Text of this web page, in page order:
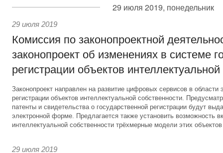
29 июля 2019, понедельник
29 июля 2019
Комиссия по законопроектной
законопроект об изменениях в системе
регистрации объектов
Законопроект направлен на развитие цифровых сервисов в области
регистрации объектов интеллектуальной собственности.
патенты и свидетельства о государственной регистрации будут
электронной форме. Предлагается также установить возможность
интеллектуальной собственности трёхмерные модели этих
29 июля 2019